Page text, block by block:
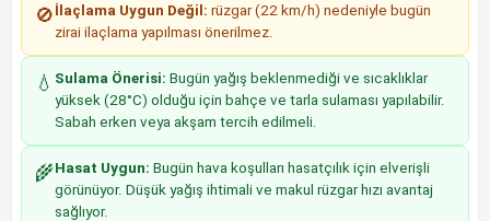
🚫 İlaçlama Uygun Değil: rüzgar (22 km/h) nedeniyle bugün
zirai ilaçlama yapılması önerilmez.
💧 Sulama Önerisi: Bugün yağış beklenmediği ve sıcaklıklar
yüksek (28°C) olduğu için bahçe ve tarla sulaması yapılabilir.
Sabah erken veya akşam tercih edilmeli.
🌾Hasat Uygun: Bugün hava koşulları hasatçılık için elverişli
görünüyor. Düşük yağış ihtimali ve makul rüzgar hızı avantaj
sağlıyor.